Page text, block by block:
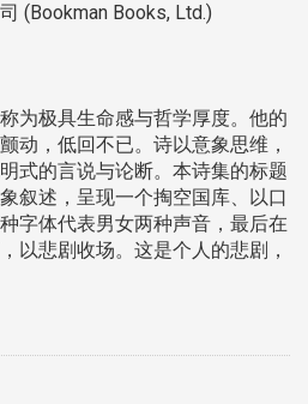
(Bookman Books, Ltd.)
为极具生命感与哲学厚度。他的
动，低回不已。诗以意象思维，
式的言说与论断。本诗集的标题
叙述，呈现一个掏空国库、以口
字体代表男女两种声音，最后在
以悲剧收场。这是个人的悲剧，